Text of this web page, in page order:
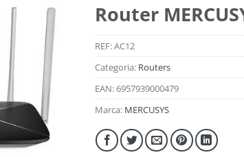
Router
REF:AC12
Categoria: Routers
EAN:6957939000479
Marca: MERCUSYS